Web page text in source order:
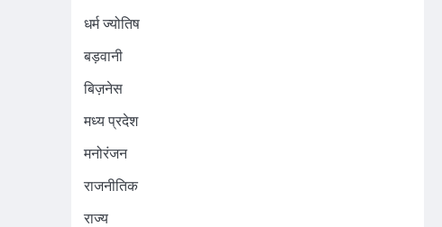
धर्म ज्योतिष
बड़वानी
बिज़नेस
मध्य प्रदेश
मनोरंजन
राजनीतिक
राज्य